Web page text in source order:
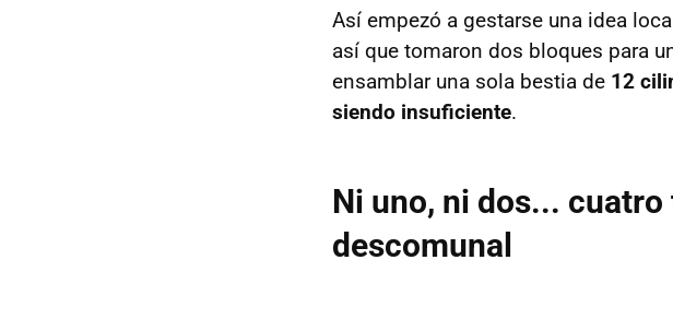
Así empezó a gestarse una idea
así que tomaron dos bloques para
ensamblar una sola bestia de 12
siendo insuficiente.
Ni uno, ni dos...
descomunal